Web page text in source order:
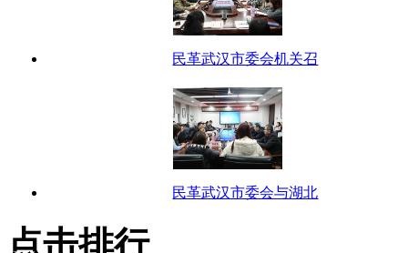
民革武汉市委会机关召
民革武汉市委会与湖北
点击排行